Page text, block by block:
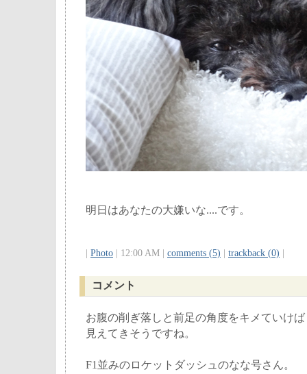
明日はあなたの大嫌いな....です。
Photo | 12:00 AM | comments (5) trackback (0)
コメント
お腹の削ぎ落しと前足の角度をキメていけば
見えてきそうですね。
F1並みのロケットダッシュのなな号さん。